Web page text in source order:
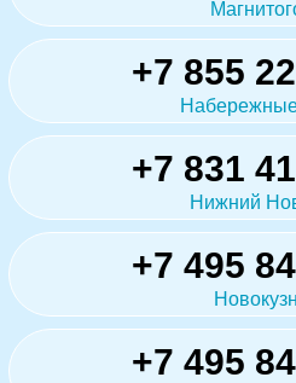
+7 855
+7 831
Нижний
+7 495
+7 495